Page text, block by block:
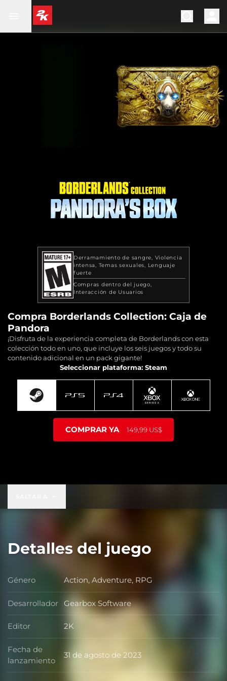
Derramamiento de sangre Violencia
intensa Temas sexuales
Lenguaje
fuerte
Compras dentro del juego
Interacción de Usuarios
Compra Borderlands Collection: Caja de
Pandora
¡Disfruta de la experiencia completa de Borderlands con esta
colección todo en uno, que incluye los seis juegos y todo su
contenido adicional en un pack gigante!
Seleccionar plataforma: Steam
COMPRAR YA 149,99 US$
Detalles del juego
Género Género
Action, Adventure, RPG
Desarrollador Desarrollador
Gearbox Software
Editor Editor
2K
Fecha de
lanzamiento
Fecha de lanzamiento
31 de agosto de 2023